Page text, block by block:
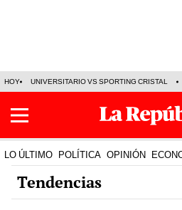
HOY UNIVERSITARIO VS SPORTING CRISTAL
LO ÚLTIMO POLÍTICA OPINIÓN
Tendencias